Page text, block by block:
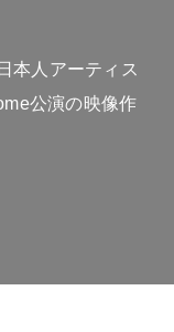
本人アーティス
公演の映像作